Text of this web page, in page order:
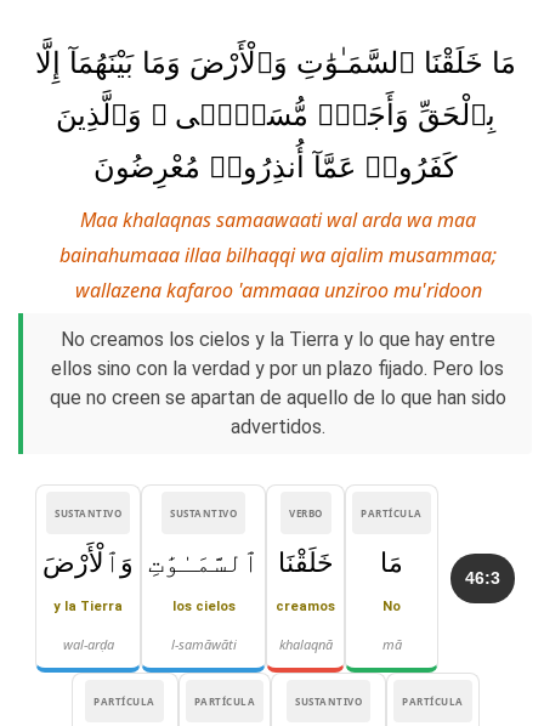
مَا خَلَقْنَا ٱلسَّمَـٰوَٰتِ وَٱلْأَرْضَ وَمَا بَيْنَهُمَآ إِلَّا
بِٱلْحَقِّ وَأَجَلٍۢ مُّسَمًّۭى ۚ وَٱلَّذِينَ
كَفَرُوا۟ عَمَّآ أُنذِرُوا۟ مُعْرِضُونَ
Maa khalaqnas samaawaati wal arda wa maa
bainahumaaa illaa bilhaqqi wa ajalim musammaa;
wallazena kafaroo 'ammaaa unziroo mu'ridoon
No creamos los cielos y la Tierra y lo que hay entre
ellos sino con la verdad y por un plazo fijado. Pero los
que no creen se apartan de aquello de lo que han sido
advertidos.
46:3
PARTÍCULA
مَا
No
mā
VERBO
خَلَقْنَا
creamos
khalaqnā
SUSTANTIVO
ٱلسَّمَـٰوَٰتِ
los cielos
l-samāwāti
SUSTANTIVO
وَٱلْأَرْضَ
y la Tierra
wal-arḍa
PARTÍCULA
SUSTANTIVO
PARTÍCULA
PARTÍCULA